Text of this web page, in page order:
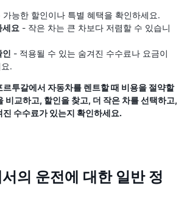
가능한 할인이나 특별 혜택을 확인하세요.
세요 - 작은 차는 큰 차보다 저렴할 수 있습니
인 - 적용될 수 있는 숨겨진 수수료나 요금이
.
르투갈에서 자동차를 렌트할 때 비용을 절약할
비교하고, 할인을 찾고, 더 작은 차를 선택하고,
진 수수료가 있는지 확인하세요.
의 운전에 대한 일반 정